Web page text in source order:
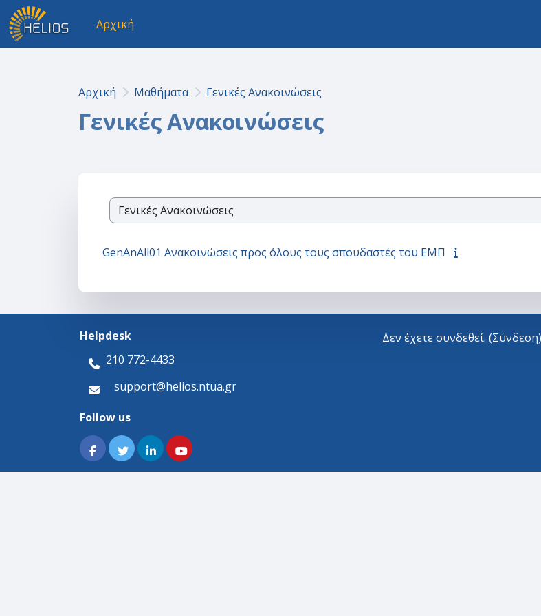
Μετάβαση στο κεντρικό περιεχόμενο
Αρχική
Αρχική Μαθήματα Γενικές Ανακοινώσεις
Γενικές Ανακοινώσεις
Κατηγορίες μαθημάτων
GenAnAll01 Ανακοινώσεις προς όλους τους σπουδαστές του ΕΜΠ
Helpdesk
210 772-4433
support@helios.ntua.gr
Follow us
Δεν έχετε συνδεθεί. (Σύνδεση)